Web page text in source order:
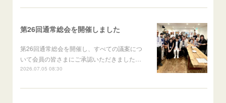
第26回通常総会を開催しました
第26回通常総会を開催し、すべての議案につ
いて会員の皆さまにご承認いただきました…
2026.07.05 08:30